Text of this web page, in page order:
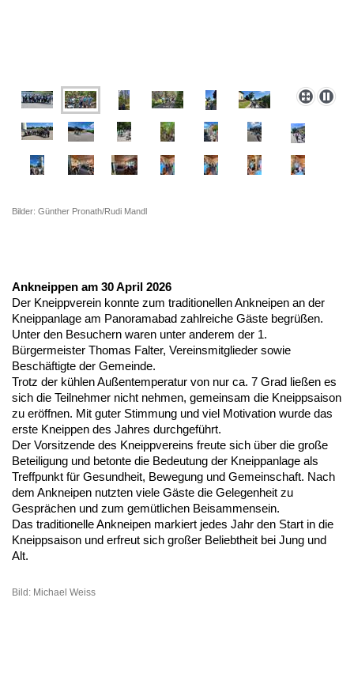
Bilder: Günther Pronath/Rudi Mandl
Ankneippen am 30 April 2026
Der Kneippverein konnte zum traditionellen Ankneipen an der
Kneippanlage am Panoramabad zahlreiche Gäste begrüßen.
Unter den Besuchern waren unter anderem der 1.
Bürgermeister Thomas Falter, Vereinsmitglieder sowie
Beschäftigte der Gemeinde.
Trotz der kühlen Außentemperatur von nur ca. 7 Grad ließen es
sich die Teilnehmer nicht nehmen, gemeinsam die Kneippsaison
zu eröffnen. Mit guter Stimmung und viel Motivation wurde das
erste Kneippen des Jahres durchgeführt.
Der Vorsitzende des Kneippvereins freute sich über die große
Beteiligung und betonte die Bedeutung der Kneippanlage als
Treffpunkt für Gesundheit, Bewegung und Gemeinschaft. Nach
dem Ankneipen nutzten viele Gäste die Gelegenheit zu
Gesprächen und zum gemütlichen Beisammensein.
Das traditionelle Ankneipen markiert jedes Jahr den Start in die
Kneippsaison und erfreut sich großer Beliebtheit bei Jung und
Alt.
Bild: Michael Weiss